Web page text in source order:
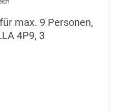
max. 9 Personen,
4P9, 3